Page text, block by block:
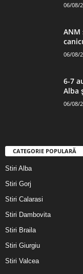
06/08/
06/08/
6-7
Alba
06/08/
CATEGORIE POPULARĂ
Stiri Alba
Stiri Gorj
Stiri Calarasi
Stiri Dambovita
Stiri Braila
Stiri Giurgiu
Stiri Valcea